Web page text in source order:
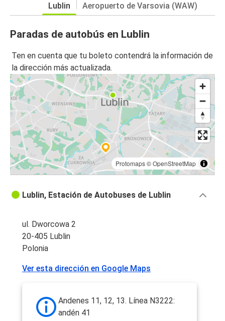
Lublin Aeropuerto de Varsovia (WAW)
Paradas de autobús en Lublin
Ten en cuenta que tu boleto contendrá la información de
la dirección más actualizada.
Protomaps©OpenStreetMap
Lublin, Estación de Autobuses de Lublin
ul. Dworcowa 2
20-405 Lublin
Polonia
Ver esta dirección en Google Maps
Andenes 11, 12, 13. Línea N3222:
andén 41